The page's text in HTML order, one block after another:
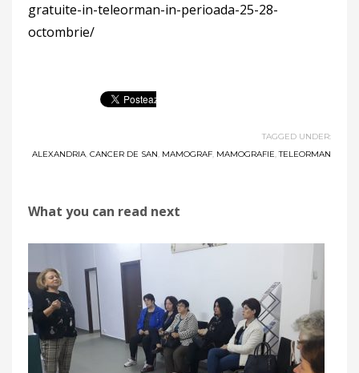
gratuite-in-teleorman-in-perioada-25-28-
octombrie/
TAGGED UNDER:
ALEXANDRIA, CANCER DE SAN, MAMOGRAF, MAMOGRAFIE,TELEORMAN
What you can read next